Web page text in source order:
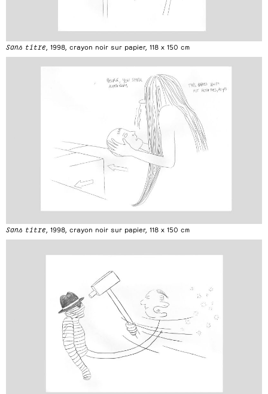
Sans titre, 1998, crayon noir sur papier, 118 x 150 cm
Sans titre, 1998, crayon noir sur papier, 118 x 150 cm